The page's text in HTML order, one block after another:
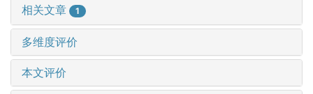
相关文章 1
多维度评价
本文评价